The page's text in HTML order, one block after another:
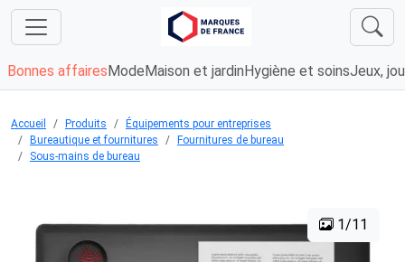
Bonnes affaires Mode Maison et jardin Hygiène et soinsJeux,
Accueil Produits
Équipements pour entreprises
Bureautique et fournitures
Fournitures de bureau
Sous-mains de bureau
1/11